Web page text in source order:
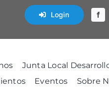
Login
Junta Local
Eventos Sobre